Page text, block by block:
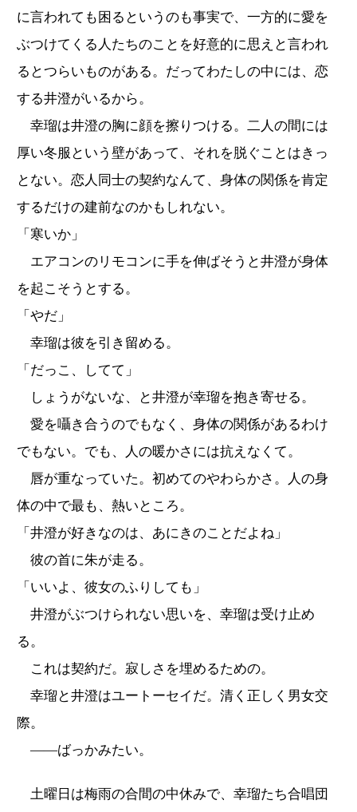
に言われても困るというのも事実で、一方的に愛を
ぶつけてくる人たちのことを好意的に思えと言われ
るとつらいものがある。だってわたしの中には、恋
する井澄がいるから。
幸瑠は井澄の胸に顔を擦りつける。二人の間には
厚い冬服という壁があって、それを脱ぐことはきっ
とない。恋人同士の契約なんて、身体の関係を肯定
するだけの建前なのかもしれない。
「寒いか」
エアコンのリモコンに手を伸ばそうと井澄が身体
を起こそうとする。
「やだ」
幸瑠は彼を引き留める。
「だっこ、してて」
しょうがないな、と井澄が幸瑠を抱き寄せる。
愛を囁き合うのでもなく、身体の関係があるわけ
でもない。でも、人の暖かさには抗えなくて。
唇が重なっていた。初めてのやわらかさ。人の身
体の中で最も、熱いところ。
「井澄が好きなのは、あにきのことだよね」
彼の首に朱が走る。
「いいよ、彼女のふりしても」
井澄がぶつけられない思いを、幸瑠は受け止め
る。
これは契約だ。寂しさを埋めるための。
幸瑠と井澄はユートーセイだ。清く正しく男女交
際。
――ばっかみたい。
土曜日は梅雨の合間の中休みで、幸瑠たち合唱団